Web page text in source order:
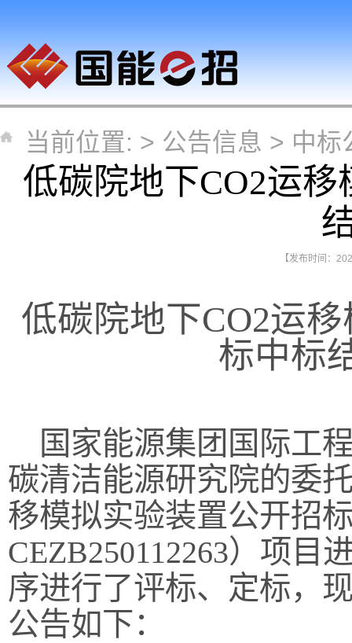
当前位置: > 公告信息 > 中标
低碳院地下CO2运
【发布时间：
低碳院地下CO2运
标中标
国家能源集团国际工
碳清洁能源研究院的委
移模拟实验装置公开招
CEZB250112263）项目
序进行了评标、定标，
公告如下：